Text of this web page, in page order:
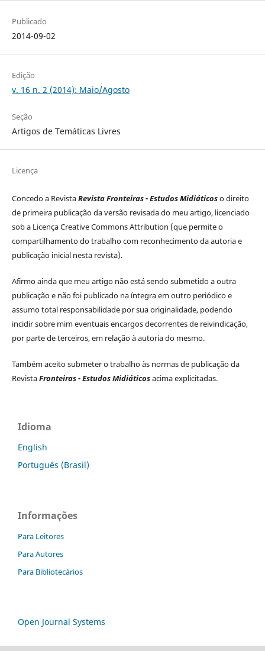
Publicado
2014-09-02
Edição
v. 16 n. 2 (2014): Maio/Agosto
Seção
Artigos de Temáticas Livres
Licença
Concedo a RevistaRevista Fronteiras - Estudos Midiáticoso direito
de primeira publicação da versão revisada do meu artigo, licenciado
sob a Licença Creative Commons Attribution (que permite o
compartilhamento do trabalho com reconhecimento da autoria e
publicação inicial nesta revista).
Afirmo ainda que meu artigo não está sendo submetido a outra
publicação e não foi publicado na íntegra em outro periódico e
assumo total responsabilidade por sua originalidade, podendo
incidir sobre mim eventuais encargos decorrentes de reivindicação,
por parte de terceiros, em relação à autoria do mesmo.
Também aceito submeter o trabalho às normas de publicação da
RevistaFronteiras - Estudos Midiáticosacima explicitadas.
Idioma
English
Português (Brasil)
Informações
Para Leitores
Para Autores
Para Bibliotecários
Open Journal Systems